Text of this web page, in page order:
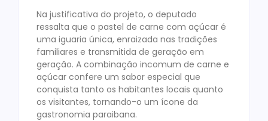
Na justificativa do projeto, o deputado
ressalta que o pastel de carne com açúcar é
uma iguaria única, enraizada nas tradições
familiares e transmitida de geração em
geração. A combinação incomum de carne e
açúcar confere um sabor especial que
conquista tanto os habitantes locais quanto
os visitantes, tornando-o um ícone da
gastronomia paraibana.